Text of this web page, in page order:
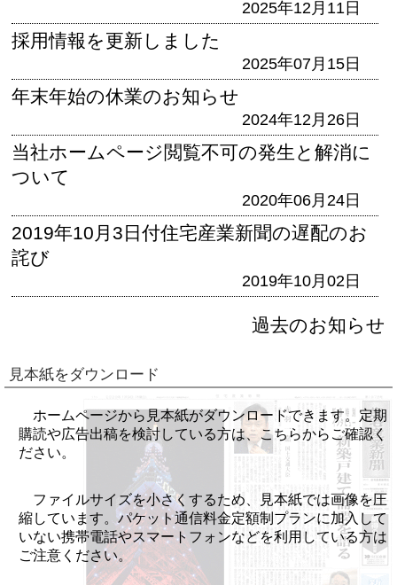
2025年12月11日
採用情報を更新しました
2025年07月15日
年末年始の休業のお知らせ
2024年12月26日
当社ホームページ閲覧不可の発生と解消に
ついて
2020年06月24日
2019年10月3日付住宅産業新聞の遅配のお
詫び
2019年10月02日
過去のお知らせ
見本紙をダウンロード
ホームページから見本紙がダウンロードできます。定期
購読や広告出稿を検討している方は、こちらからご確認く
ださい。
ファイルサイズを小さくするため、見本紙では画像を圧
縮しています。パケット通信料金定額制プランに加入して
いない携帯電話やスマートフォンなどを利用している方は
ご注意ください。